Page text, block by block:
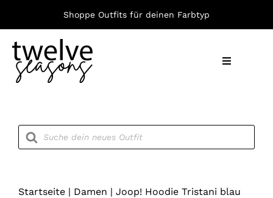
springen
Shoppe Outfits für deinen Farbtyp
Toggle
Products
search
Startseite| Damen | Joop! Hoodie Tristani blau